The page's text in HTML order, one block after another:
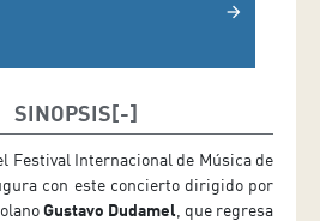
arrow_forward
SINOPSIS
Festival Internacional de Música de
con este concierto dirigido por
Gustavo Dudamel , que regresa